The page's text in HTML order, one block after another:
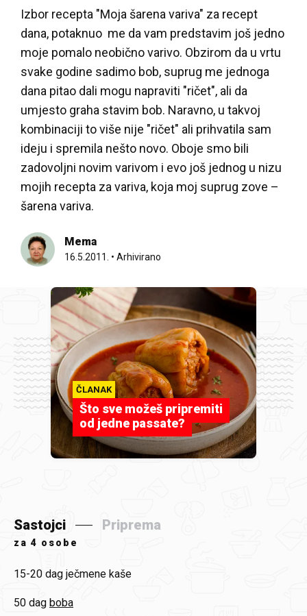
Izbor recepta "Moja šarena variva" za recept
dana, potaknuo me da vam predstavim još jedno
moje pomalo neobično varivo. Obzirom da u vrtu
svake godine sadimo bob, suprug me jednoga
dana pitao dali mogu napraviti "ričet", ali da
umjesto graha stavim bob. Naravno, u takvoj
kombinaciji to više nije "ričet" ali prihvatila sam
ideju i spremila nešto novo. Oboje smo bili
zadovoljni novim varivom i evo još jednog u nizu
mojih recepta za variva, koja moj suprug zove –
šarena variva.
Mema
16.5.2011. • Arhivirano
ČLANAK
Što sve možeš pripremiti
od jedne passate?
Sastojci Priprema
za 4 osobe
15-20 dag ječmene kaše
50 dag boba